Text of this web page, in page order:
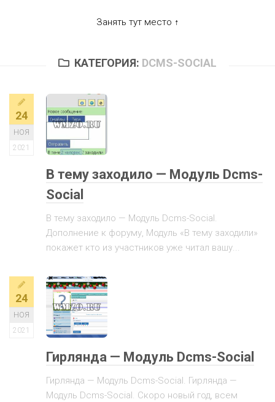
Занять тут место ↑
КАТЕГОРИЯ: DCMS-SOCIAL
24
НОЯ
2021
В тему заходило — Модуль Dcms-
Social
В тему заходило — Модуль Dcms-Social.
Дополнение к форуму, Модуль «В тему заходили»
покажет кто из участников уже читал вашу...
24
НОЯ
2021
Гирлянда — Модуль Dcms-Social
Гирлянда — Модуль Dcms-Social. Гирлянда —
Модуль Dcms-Social. Скоро новый год, всем